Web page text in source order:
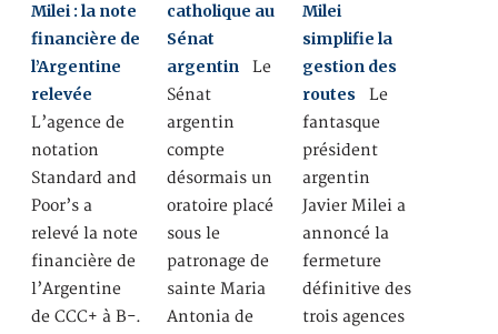
Milei : la note
financière de
l’Argentine
relevée
L’agence de
notation
Standard and
Poor’s a
relevé la note
financière de
l’Argentine
de CCC+ à B-.
catholique au
Sénat
argentin Le
Sénat
argentin
compte
désormais un
oratoire placé
sous le
patronage de
sainte Maria
Antonia de
Milei
simplifie la
gestion des
routes Le
fantasque
président
argentin
Javier Milei a
annoncé la
fermeture
définitive des
trois agences